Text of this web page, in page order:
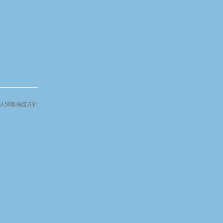
情報保護方針